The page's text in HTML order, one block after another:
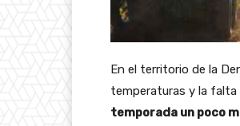
En el territorio de la
temperaturas y la falta
temporada un poco